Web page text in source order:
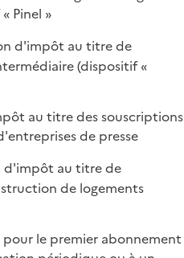
Pinel »
d'impôt au titre de
(dispositif «
au titre des souscriptions
de presse
d'impôt au titre de
de logements
le premier abonnement